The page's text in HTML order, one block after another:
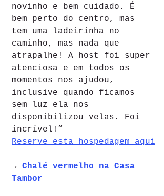
novinho e bem cuidado. É
bem perto do centro, mas
tem uma ladeirinha no
caminho, mas nada que
atrapalhe! A host foi super
atenciosa e em todos os
momentos nos ajudou,
inclusive quando ficamos
sem luz ela nos
disponibilizou velas. Foi
incrível!”
Reserve esta hospedagem aqui
→ Chalé vermelho na Casa
Tambor